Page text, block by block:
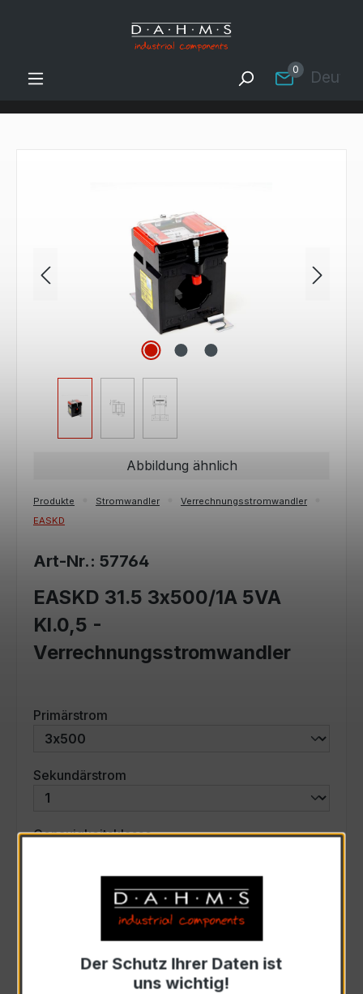
Zum Hauptinhalt springen
0
Abbildung ähnlich
Produkte Stromwandler
Verrechnungsstromwandler
EASKD
Art-Nr.: 57764
EASKD 31.5 3x500/1A 5VA
Kl.0,5 -
Verrechnungsstromwandler
Primärstrom
Sekundärstrom
Genauigkeitsklasseauswählen
Scheinleistung (VA)auswählen
Auswahl zurücksetzen
Der Schutz Ihrer Daten ist
uns wichtig!